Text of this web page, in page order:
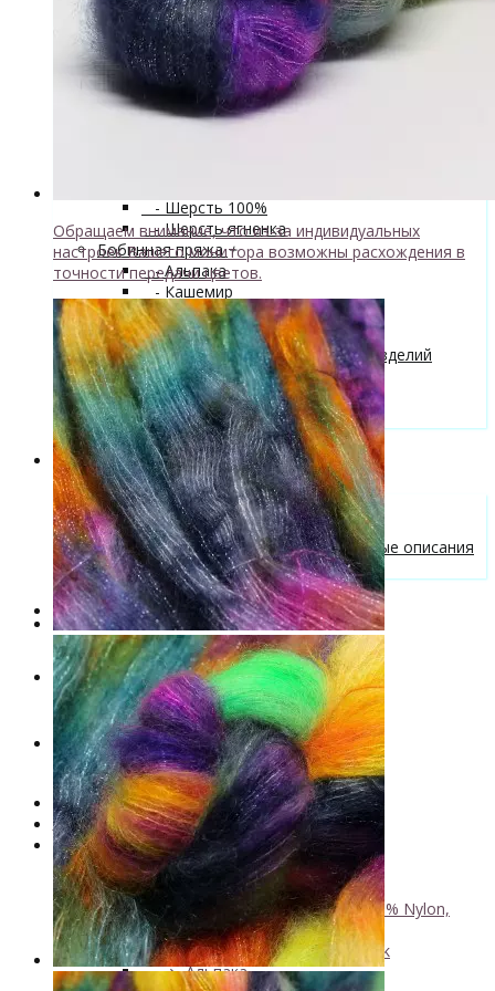
superwash 20% нейлон
↘ Sock, 75% Меринос 25% Нейлон,
300м/100г
- Хлопок
- Шелк
+
↘ Cleo 50% шелк 50% меринос
- Шерсть 100%
- Шерсть ягненка
Бобинная пряжа+
- Альпака
- Кашемир
- Мериносовая шерсть
- Пряжа с кид мохером
Мастер-классы и описания вязаных изделий
Инструменты и аксессуары+
- Конусы для пряжи
Одежда TieDye
Блог о вязании
Бесплатные описания моделей
Вязальные лайфхаки
Галерея вязаных изделий и бесплатные описания
от VizEll
Скидки
Новинки
. . .
Книги по окрашиванию пряжи
Лимитированная коллекция пряжи
Пряжа ручного крашения VizEll+
- Luxury Collection
- Кид мохер, альпака
+
↘ KidLace, 70% Kid Mohair 30% Nylon,
450м/50г
↘ KidSilk, Super Kid Mohair Silk
↘ Альпака
Обращаем внимание, что из-за индивидуальных
настроек Вашего монитора возможны расхождения в
точности передачи цветов.